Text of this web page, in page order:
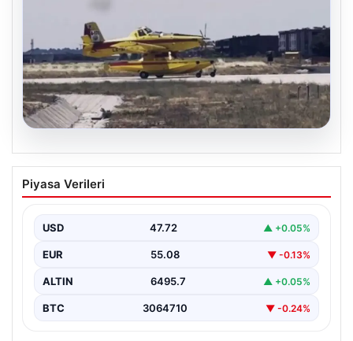
06.08.2026
İspanya ve Fransa’daki Görevlerini
Tamamlayan Yangın Söndürme Uçakları
Orman Genel Müdürlüğü tarafından yapılan açıklamada,
büyük…
Piyasa Verileri
USD 47.72 ▲ +0.05%
EUR 55.08 ▼ -0.13%
ALTIN 6495.7 ▲ +0.05%
BTC 3064710 ▼ -0.24%